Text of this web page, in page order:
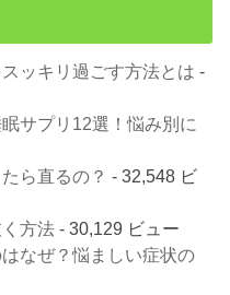
ッキリ過ごす方法とは -
サプリ12選！悩み別に
ら直るの？ - 32,548 ビ
方法 - 30,129 ビュー
なぜ？悩ましい症状の